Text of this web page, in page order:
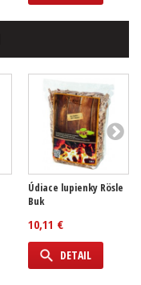
Údiace lupienky Rösle
Buk
10,11 €
DETAIL